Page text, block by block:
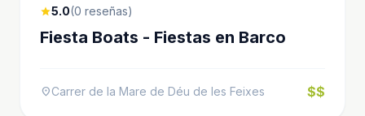
star5.0(0 reseñas)
Fiesta Boats - Fiestas en Barco
location_onCarrer de la Mare de Déu de les Feixes $$